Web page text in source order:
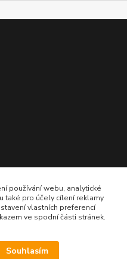
používání webu, analytické
také pro účely cílení reklamy
vlastních preferencí
ve spodní části stránek.
Souhlasím